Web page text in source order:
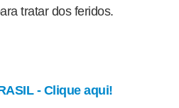
tratar dos feridos.
- Clique aqui!